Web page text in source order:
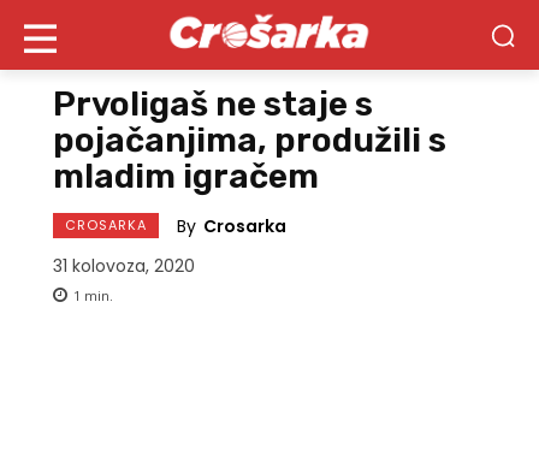
Prvoligaš ne staje s
pojačanjima, produžili s
mladim igračem
CROSARKA By Crosarka
31 kolovoza, 2020
1 min.